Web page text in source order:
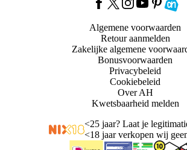
Algemene voorwaarden
Retour aanmelden
Zakelijke algemene
Bonusvoorwaarden
Privacybeleid
Cookiebeleid
Over AH
Kwetsbaarheid melden
<25 jaar? Laat je
<18 jaar verkopen wij